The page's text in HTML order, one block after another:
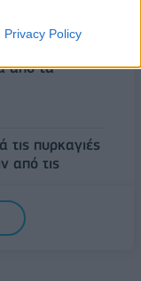
Privacy Policy
από τα
τις πυρκαγιές
από τις
νέοι